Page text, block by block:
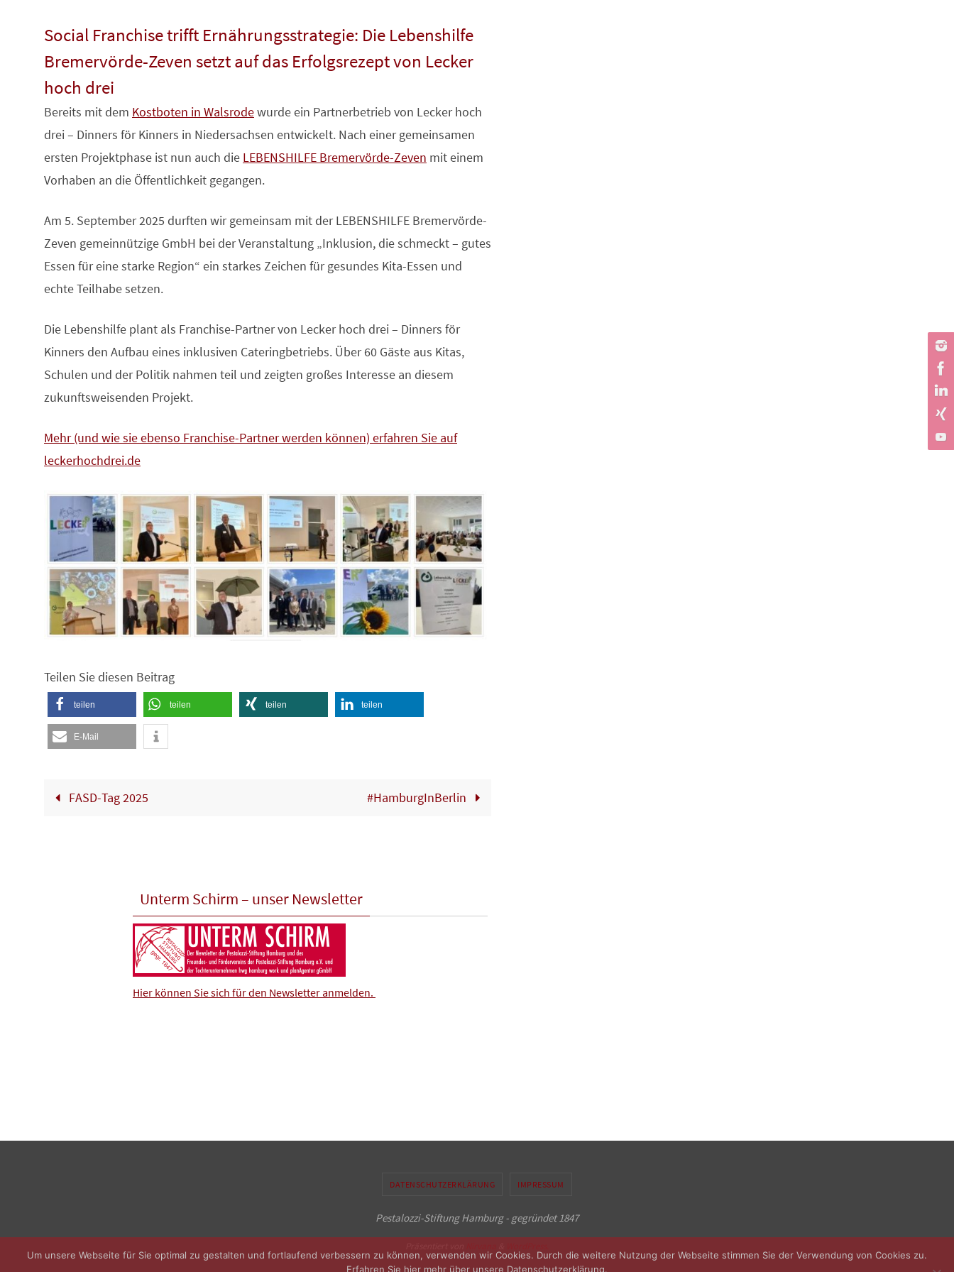
Social Franchise trifft Ernährungsstrategie: Die Lebenshilfe
Bremervörde-Zeven setzt auf das Erfolgsrezept von Lecker
hoch drei
Bereits mit dem Kostboten in Walsrodewurde ein Partnerbetrieb von Lecker hoch
drei – Dinners för Kinners in Niedersachsen entwickelt. Nach einer gemeinsamen
ersten Projektphase ist nun auch die LEBENSHILFE Bremervörde-Zeven mit einem
Vorhaben an die Öffentlichkeit gegangen.
Am 5. September 2025 durften wir gemeinsam mit der LEBENSHILFE Bremervörde-
Zeven gemeinnützige GmbH bei der Veranstaltung „Inklusion, die schmeckt – gutes
Essen für eine starke Region“ ein starkes Zeichen für gesundes Kita-Essen und
echte Teilhabe setzen.
Die Lebenshilfe plant als Franchise-Partner von Lecker hoch drei – Dinners för
Kinners den Aufbau eines inklusiven Cateringbetriebs. Über 60 Gäste aus Kitas,
Schulen und der Politik nahmen teil und zeigten großes Interesse an diesem
zukunftsweisenden Projekt.
Mehr (und wie sie ebenso Franchise-Partner werden können) erfahren Sie auf
leckerhochdrei.de
Teilen Sie diesen Beitrag
teilen teilen teilen teilen
E-Mail
FASD-Tag 2025 #HamburgInBerlin
Unterm Schirm – unser Newsletter
Hier können Sie sich für den Newsletter anmelden.
DATENSCHUTZERKLÄRUNG IMPRESSUM
Pestalozzi-Stiftung Hamburg - gegründet 1847
Um unsere Webseite für Sie optimal zu gestalten und fortlaufend verbessern zu können, verwenden wir Cookies. Durch die weitere Nutzung der Webseite stimmen Sie der Verwendung von Cookies zu.
Erfahren Sie hier mehr über unsere Datenschutzerklärung.